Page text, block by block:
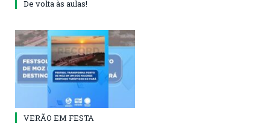
De volta às aulas!
VERÃO EM FESTA